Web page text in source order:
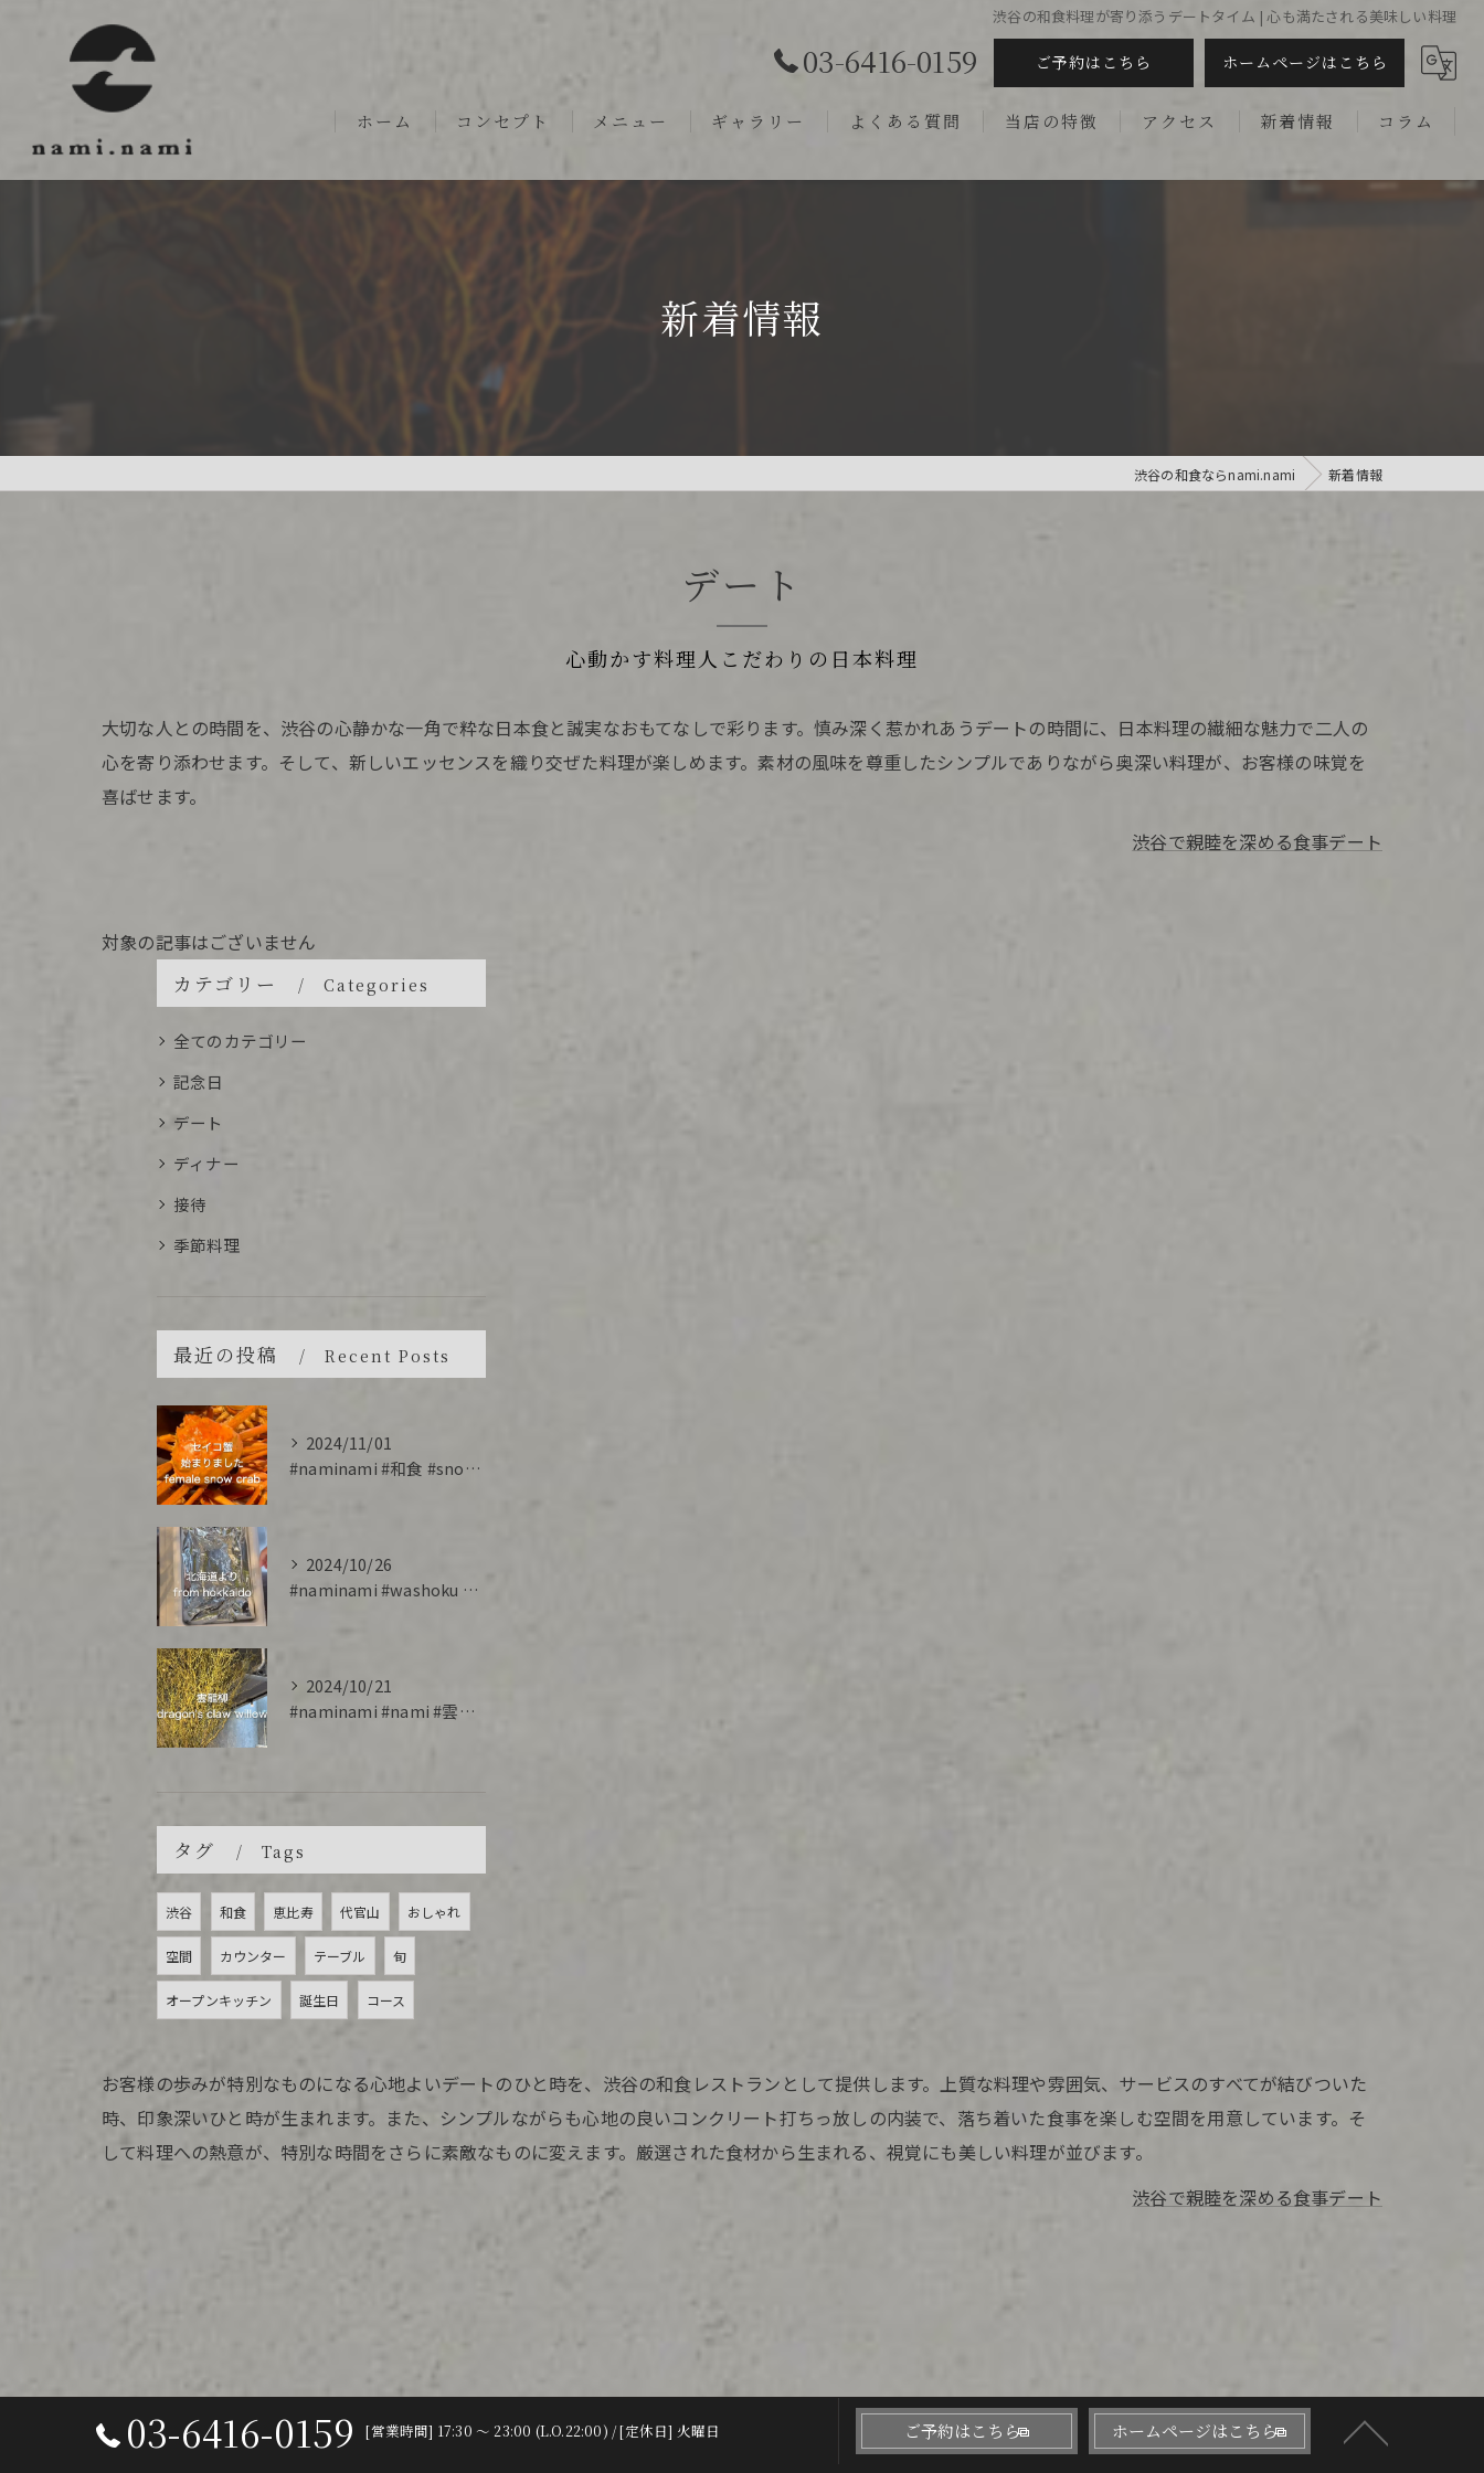
渋谷の和食料理が寄り添うデートタイム | 心も満たされる美味しい料理
03-6416-0159 ご予約はこちら ホームページはこちら
ホーム コンセプト メニュー ギャラリー よくある質問 当店の特徴 アクセス 新着情報 コラム
新着情報
渋谷の和食ならnami.nami 新着情報
デート
心動かす料理人こだわりの日本料理
大切な人との時間を、渋谷の心静かな一角で粋な日本食と誠実なおもてなしで彩ります。慎み深く惹かれあうデートの時間に、日本料理の繊細な魅力で二人の
心を寄り添わせます。そして、新しいエッセンスを織り交ぜた料理が楽しめます。素材の風味を尊重したシンプルでありながら奥深い料理が、お客様の味覚を
喜ばせます。
渋谷で親睦を深める食事デート
対象の記事はございません
カテゴリー Categories
全てのカテゴリー
記念日
デート
ディナー
接待
季節料理
最近の投稿 Recent Posts
2024/11/01
#naminami #和食 #snowcrab #香箱蟹 #...
2024/10/26
#naminami #washoku #salmon #cr...
2024/10/21
#naminami #nami #雲龍柳 #willow
タグ Tags
渋谷 和食 恵比寿 代官山 おしゃれ
空間 カウンター テーブル 旬
オープンキッチン 誕生日 コース
お客様の歩みが特別なものになる心地よいデートのひと時を、渋谷の和食レストランとして提供します。上質な料理や雰囲気、サービスのすべてが結びついた
時、印象深いひと時が生まれます。また、シンプルながらも心地の良いコンクリート打ちっ放しの内装で、落ち着いた食事を楽しむ空間を用意しています。そ
して料理への熱意が、特別な時間をさらに素敵なものに変えます。厳選された食材から生まれる、視覚にも美しい料理が並びます。
渋谷で親睦を深める食事デート
03-6416-0159 [営業時間] 17:30 〜 23:00 (L.O.22:00) / [定休日] 火曜日 ご予約はこちら ホームページはこちら